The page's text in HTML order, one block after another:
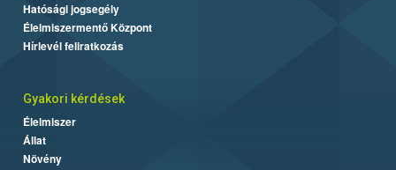
Hatósági jogsegély
Élelmiszermentő Központ
Hírlevél feliratkozás
Gyakori kérdések
Élelmiszer
Állat
Növény